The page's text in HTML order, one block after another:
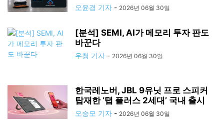
오윤경 기자 - 2026년 06월 30일
[분석] SEMI, AI가 메모리 투자 판도
바꾼다
우청 기자 - 2026년 06월 30일
한국레노버, JBL 9유닛 프로 스피커
탑재한 ‘탭 플러스 2세대’ 국내 출시
오승모 기자 - 2026년 06월 30일